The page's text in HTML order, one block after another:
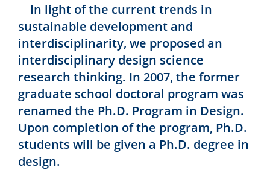
In light of the current trends in
sustainable development and
interdisciplinarity, we proposed an
interdisciplinary design science
research thinking. In 2007, the former
graduate school doctoral program was
renamed the Ph.D. Program in Design.
Upon completion of the program, Ph.D.
students will be given a Ph.D. degree in
design.